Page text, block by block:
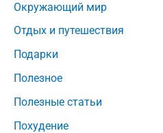
Окружающий мир
Отдых и путешествия
Подарки
Полезное
Полезные статьи
Похудение